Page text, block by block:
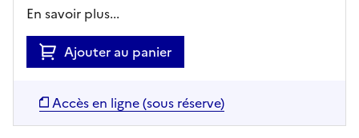
En savoir plus...
Ajouter au panier
Accès en ligne (sous réserve)